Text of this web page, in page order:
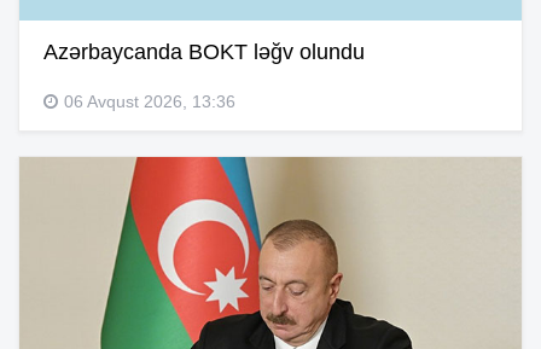
Azərbaycanda BOKT ləğv olundu
06 Avqust 2026, 13:36